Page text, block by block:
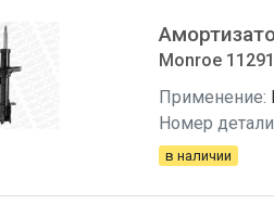
Monroe
Применение:
Номер
в наличии